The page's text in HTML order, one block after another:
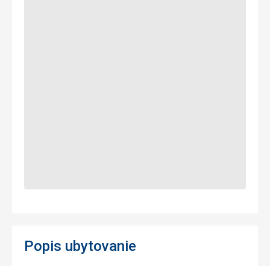
Popis ubytovanie